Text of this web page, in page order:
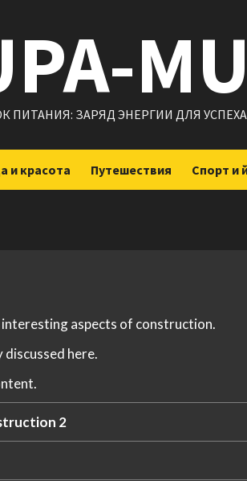
ПИТАНИЯ: ЗАРЯД ЭНЕРГИИ ДЛЯ УСПЕХА
и красота Путешествия Спорт и
aspects of construction.
here.
2